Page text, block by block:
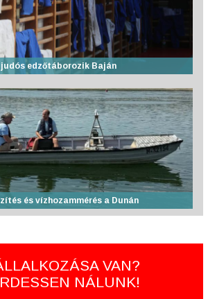
judós edzőtáborozik Baján
és vízhozammérés a Dunán
VAN?
NÁLUNK!